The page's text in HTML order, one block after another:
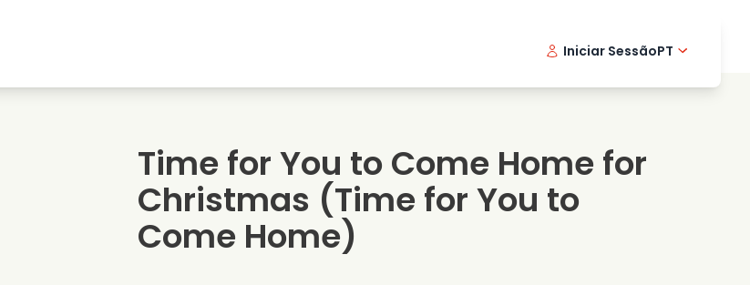
Filmes de data
Series romanticas
Casamento
Iniciar SessãoPT
Time for You to Come Home for
Christmas (Time for You to
Come Home)